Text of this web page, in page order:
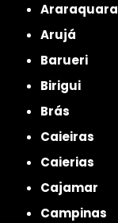
Araraquara
Arujá
Barueri
Birigui
Brás
Caieiras
Caierias
Cajamar
Campinas